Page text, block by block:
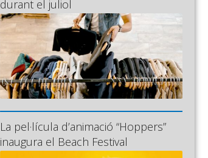
durant el juliol
La pel·lícula d’animació “Hoppers”
inaugura el Beach Festival